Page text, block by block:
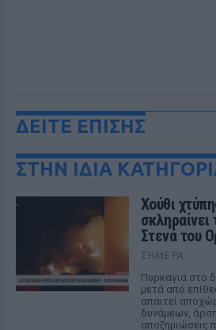
ΔΕΙΤΕ ΕΠΙΣΗΣ
ΣΤΗΝ ΙΔΙΑ
Χούθι
σκληραίνει
Στενά του
ΣΉΜΕΡΑ
Πυρκαγιά στο
μετά από
απαιτεί
δυνάμεων,
αποζημιώσεις